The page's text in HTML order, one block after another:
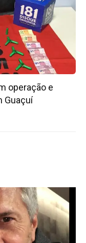
operação e
Guaçuí